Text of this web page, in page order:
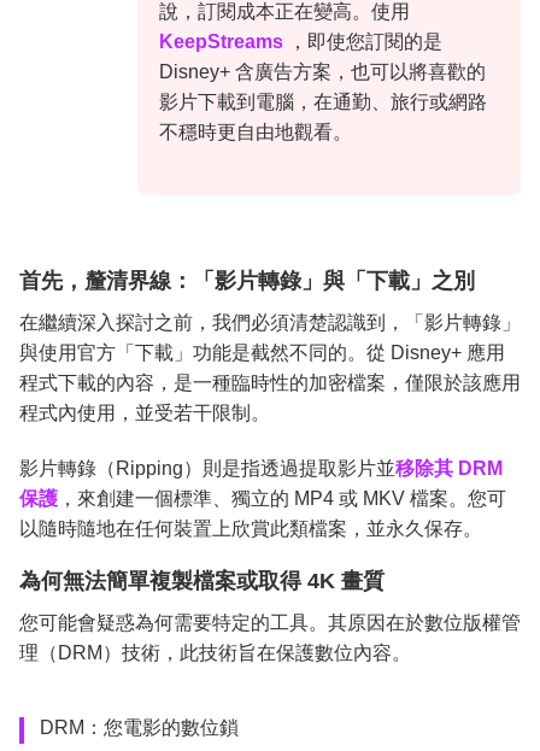
說，訂閱成本正在變高。使用
KeepStreams ，即使您訂閱的是
Disney+ 含廣告方案，也可以將喜歡的
影片下載到電腦，在通勤、旅行或網路
不穩時更自由地觀看。
首先，釐清界線：「影片轉錄」與「下載」之別
在繼續深入探討之前，我們必須清楚認識到，「影片轉錄」
與使用官方「下載」功能是截然不同的。從 Disney+ 應用
程式下載的內容，是一種臨時性的加密檔案，僅限於該應用
程式內使用，並受若干限制。
影片轉錄（Ripping）則是指透過提取影片並移除其 DRM
保護 ，來創建一個標準、獨立的 MP4 或 MKV 檔案。您可
以隨時隨地在任何裝置上欣賞此類檔案，並永久保存。
為何無法簡單複製檔案或取得 4K 畫質
您可能會疑惑為何需要特定的工具。其原因在於數位版權管
理（DRM）技術，此技術旨在保護數位內容。
DRM：您電影的數位鎖